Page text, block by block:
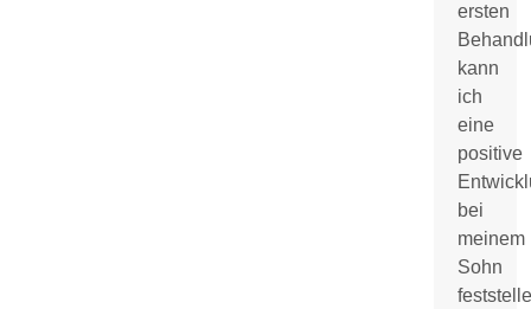
ersten
kann
ich
eine
positive
bei
meinem
Sohn